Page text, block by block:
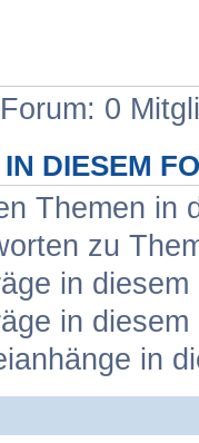
0
DIESEM
Themen in
zu
in
in
in